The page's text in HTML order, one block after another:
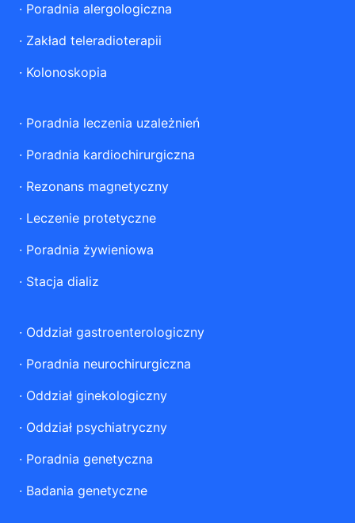
· Poradnia alergologiczna
· Zakład teleradioterapii
· Kolonoskopia
· Poradnia leczenia uzależnień
· Poradnia kardiochirurgiczna
· Rezonans magnetyczny
· Leczenie protetyczne
· Poradnia żywieniowa
· Stacja dializ
· Oddział gastroenterologiczny
· Poradnia neurochirurgiczna
· Oddział ginekologiczny
· Oddział psychiatryczny
· Poradnia genetyczna
· Badania genetyczne